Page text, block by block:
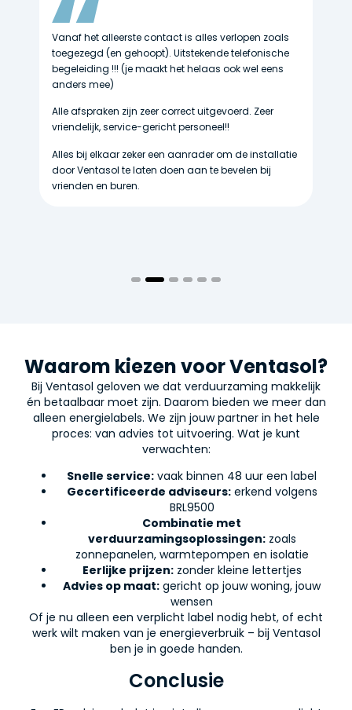
Vanaf het alleerste contact is alles verlopen zoals
toegezegd (en gehoopt). Uitstekende telefonische
begeleiding !!! (je maakt het helaas ook wel eens
anders mee)
Alle afspraken zijn zeer correct uitgevoerd. Zeer
vriendelijk, service-gericht personeel!!
Alles bij elkaar zeker een aanrader om de installatie
door Ventasol te laten doen aan te bevelen bij
vrienden en buren.
Waarom kiezen voor Ventasol?
Bij Ventasol geloven we dat verduurzaming makkelijk
én betaalbaar moet zijn. Daarom bieden we meer dan
alleen energielabels. We zijn jouw partner in het hele
proces: van advies tot uitvoering. Wat je kunt
verwachten:
Snelle service: vaak binnen 48 uur een label
Gecertificeerde adviseurs:erkend volgens
BRL9500
Combinatie met
verduurzamingsoplossingen:zoals
zonnepanelen, warmtepompen en isolatie
Eerlijke prijzen:zonder kleine lettertjes
Advies op maat: gericht op jouw woning, jouw
wensen
Of je nu alleen een verplicht label nodig hebt, of echt
werk wilt maken van je energieverbruik – bij Ventasol
ben je in goede handen.
Conclusie